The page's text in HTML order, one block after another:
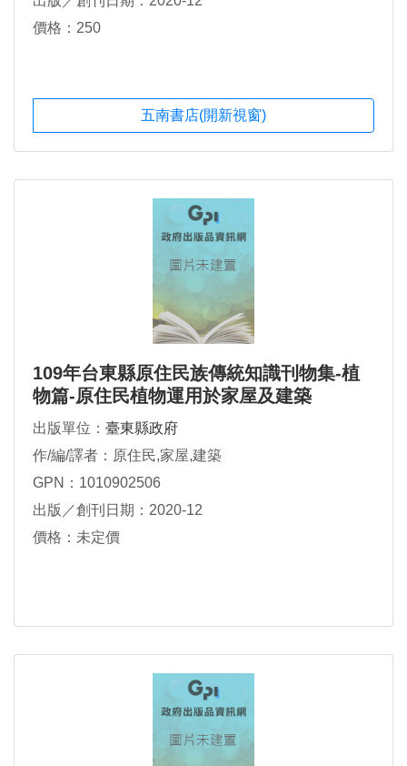
價格：250
五南書店(開新視窗)
109年台東縣原住民族傳統知識刊物集-植
物篇-原住民植物運用於家屋及建築
出版單位： 臺東縣政府
作/編/譯者：原住民,家屋,建築
GPN：1010902506
出版／創刊日期：2020-12
價格：未定價